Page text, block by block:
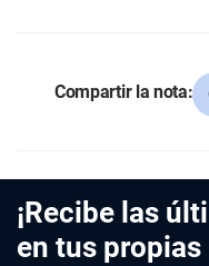
Compartir la nota:
¡Recibe las
en tus propias